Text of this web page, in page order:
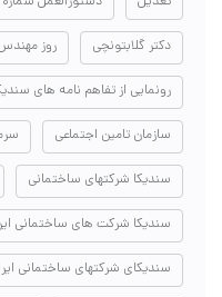
دکتر گلابتونچی روز
رونمایی از تفاهم نامه های
سازمان تامین اجتماعی
سندیکا شرکتهای ساختمانی
سندیکا شرکت های ساختمانی
سندیکای شرکتهای ساختمانی